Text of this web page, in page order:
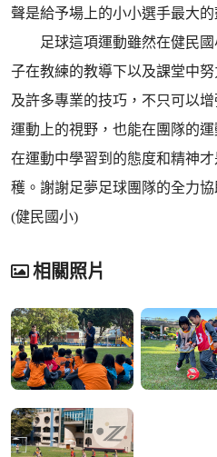
聲是給予場上的小小選手最大的
足球這項運動雖然在健民國
子在教練的教導下以及課堂中
及許多專業的技巧，不只可以
運動上的視野，也能在團隊的
在運動中學習到的態度和精神
穫。謝謝足夢足球團隊的全力
(健民國小)
相關照片